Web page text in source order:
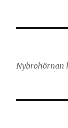
Nybrohörnan